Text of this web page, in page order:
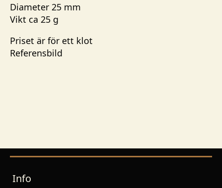
Diameter 25 mm
Vikt ca 25 g
Priset är för ett klot
Referensbild
Info